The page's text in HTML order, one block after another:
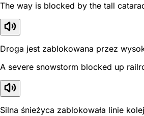
The way is blocked by the tall
Droga jest zablokowana przez
A severe snowstorm blocked up
Silna śnieżyca zablokowała linie